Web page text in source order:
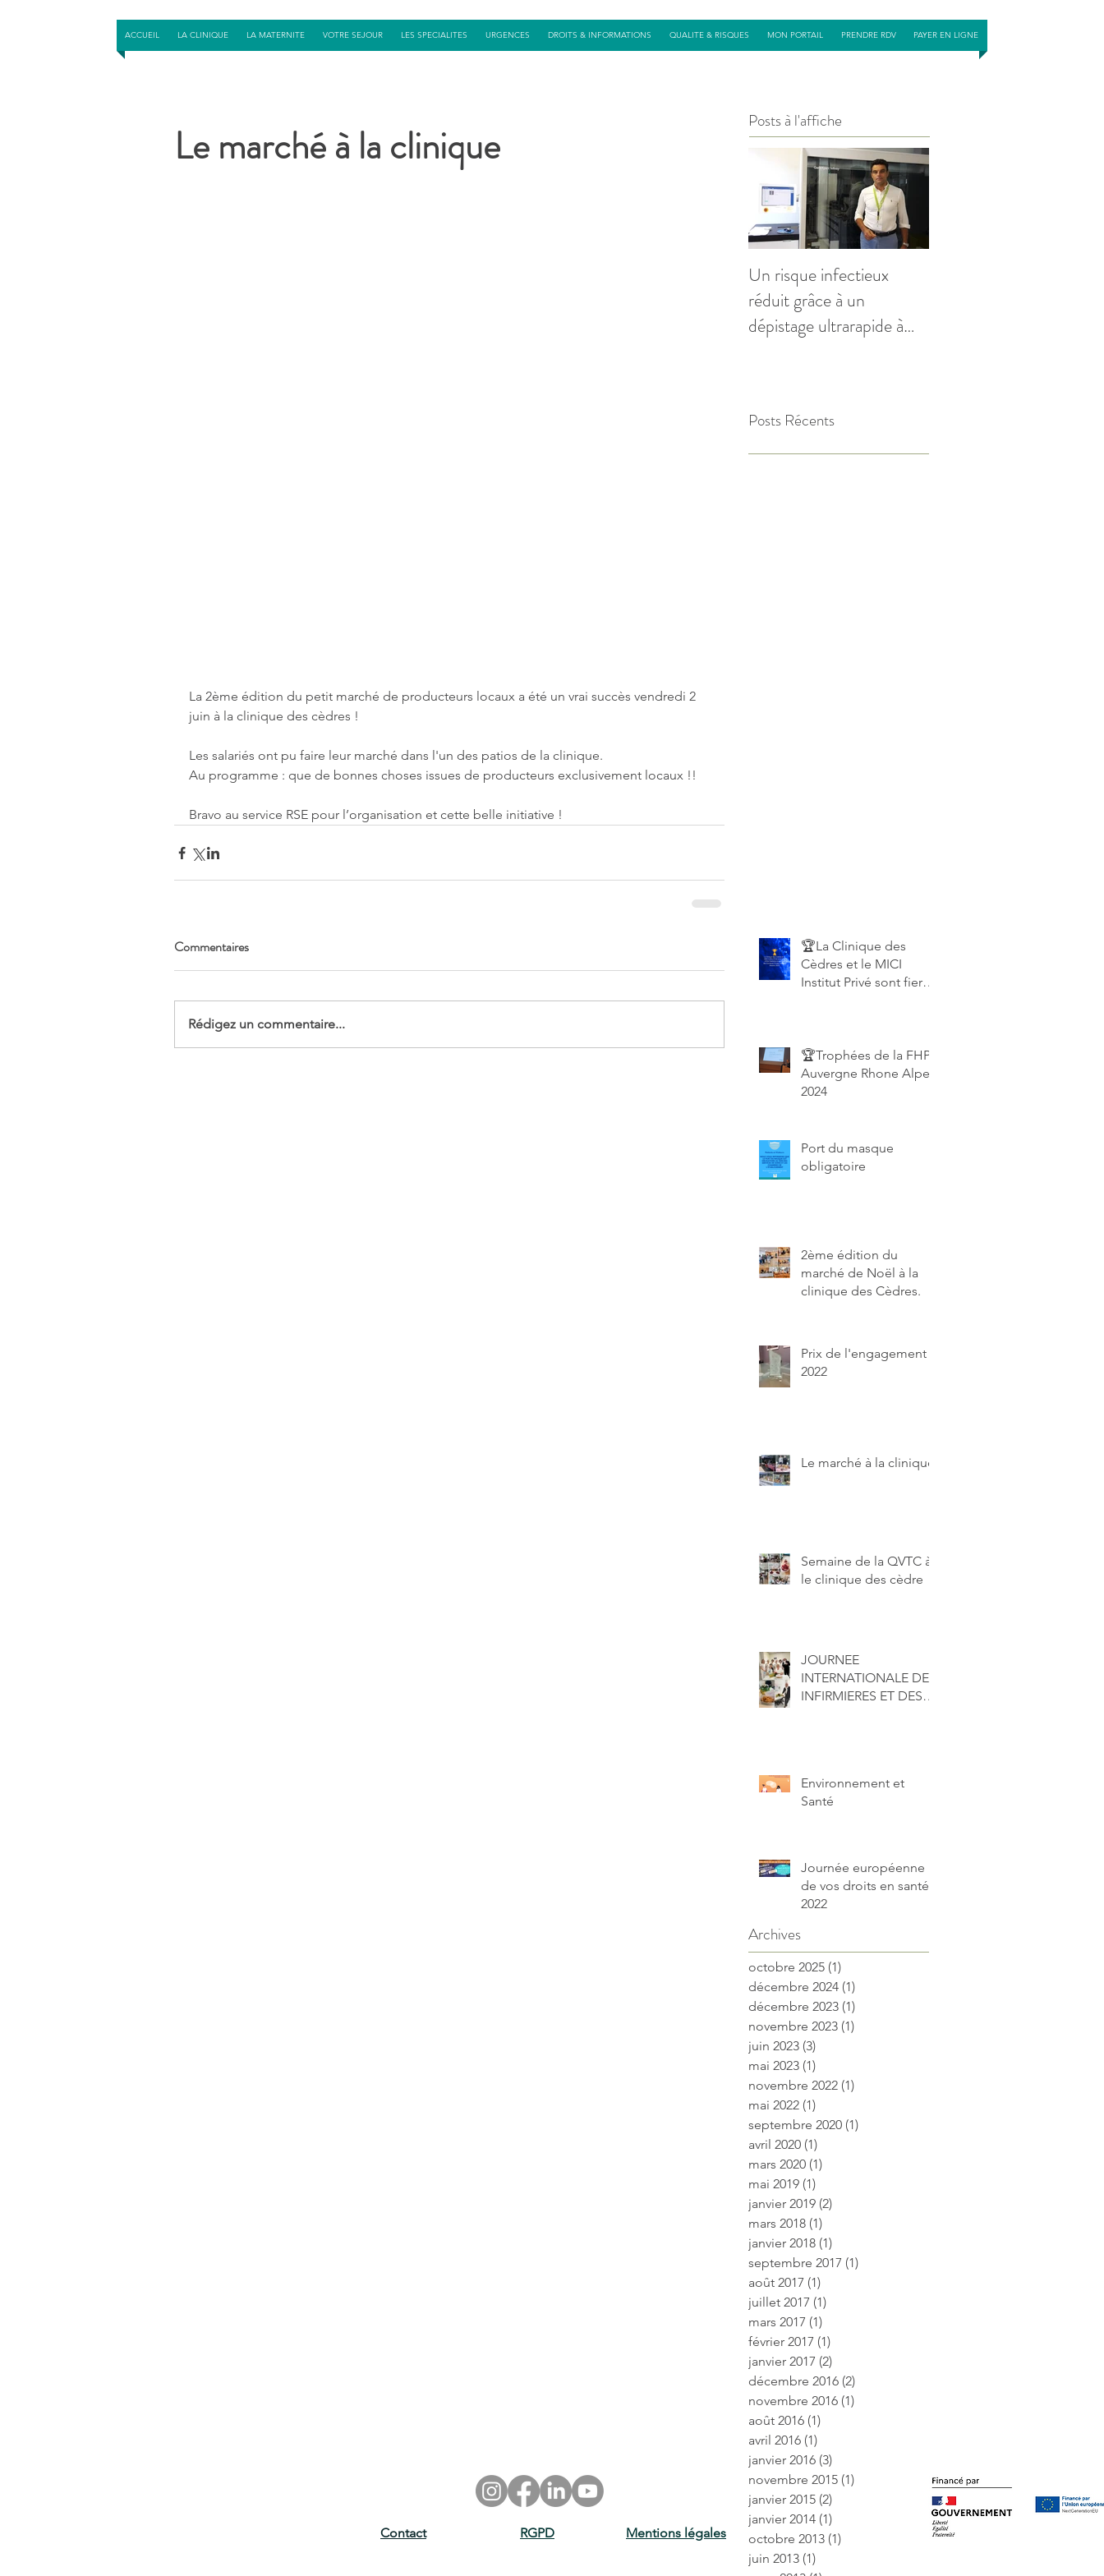
ACCUEIL LA CLINIQUE LA MATERNITE VOTRE SEJOUR LES SPECIALITES URGENCES DROITS & INFORMATIONS QUALITE & RISQUES MON PORTAIL PRENDRE RDV PAYER EN LIGNE
Le marché à la clinique
La 2ème édition du petit marché de producteurs locaux a été un vrai succès vendredi 2
juin à la clinique des cèdres !
Les salariés ont pu faire leur marché dans l'un des patios de la clinique.
Au programme : que de bonnes choses issues de producteurs exclusivement locaux !!
Bravo au service RSE pour l’organisation et cette belle initiative !
Commentaires
Rédigez un commentaire...
Posts à l'affiche
Un risque infectieux
réduit grâce à un
dépistage ultrarapide à
Posts Récents
🏆La Clinique des
Cèdres et le MICI
Institut Privé sont fiers
Hospital Awards 2025!
🏆Trophées de la FHP
Auvergne Rhone Alpes
2024
Port du masque
obligatoire
2ème édition du
marché de Noël à la
clinique des Cèdres.
Prix de l'engagement
2022
Le marché à la clinique
Semaine de la QVTC à
le clinique des cèdre
JOURNEE
INTERNATIONALE DES
INFIRMIERES ET DES
Environnement et
Santé
Journée européenne
de vos droits en santé
2022
Archives
octobre 2025 (1)
décembre 2024 (1)
décembre 2023 (1)
novembre 2023 (1)
juin 2023 (3)
mai 2023 (1)
novembre 2022 (1)
mai 2022 (1)
septembre 2020 (1)
avril 2020 (1)
mars 2020 (1)
mai 2019 (1)
janvier 2019 (2)
mars 2018 (1)
janvier 2018 (1)
septembre 2017 (1)
août 2017 (1)
juillet 2017 (1)
mars 2017 (1)
février 2017 (1)
janvier 2017 (2)
décembre 2016 (2)
novembre 2016 (1)
août 2016 (1)
avril 2016 (1)
janvier 2016 (3)
novembre 2015 (1)
janvier 2015 (2)
janvier 2014 (1)
octobre 2013 (1)
juin 2013 (1)
Contact RGPD Mentions légales